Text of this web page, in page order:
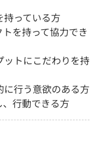
持っている方
を持って協力でき
ットにこだわりを持
に行う意欲のある方
、行動できる方